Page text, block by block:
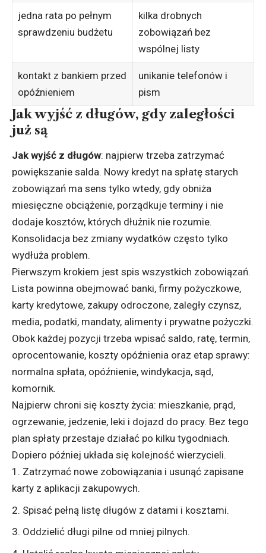
jedna rata po pełnym
sprawdzeniu budżetu
kilka drobnych
zobowiązań bez
wspólnej listy
kontakt z bankiem przed
opóźnieniem
unikanie telefonów i
pism
Jak wyjść z długów, gdy zaległości
już są
Jak wyjść z długów: najpierw trzeba zatrzymać
powiększanie salda. Nowy kredyt na spłatę starych
zobowiązań ma sens tylko wtedy, gdy obniża
miesięczne obciążenie, porządkuje terminy i nie
dodaje kosztów, których dłużnik nie rozumie.
Konsolidacja bez zmiany wydatków często tylko
wydłuża problem.
Pierwszym krokiem jest spis wszystkich zobowiązań.
Lista powinna obejmować banki, firmy pożyczkowe,
karty kredytowe, zakupy odroczone, zaległy czynsz,
media, podatki, mandaty, alimenty i prywatne pożyczki.
Obok każdej pozycji trzeba wpisać saldo, ratę, termin,
oprocentowanie, koszty opóźnienia oraz etap sprawy:
normalna spłata, opóźnienie, windykacja, sąd,
komornik.
Najpierw chroni się koszty życia: mieszkanie, prąd,
ogrzewanie, jedzenie, leki i dojazd do pracy. Bez tego
plan spłaty przestaje działać po kilku tygodniach.
Dopiero później układa się kolejność wierzycieli.
Zatrzymać nowe zobowiązania i usunąć zapisane
karty z aplikacji zakupowych.
Spisać pełną listę długów z datami i kosztami.
Oddzielić długi pilne od mniej pilnych.